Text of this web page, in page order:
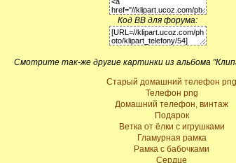
Код BB для форума:
Смотрите так-же другие картинки из альбома
Старый домашний телефон png
Телефон png
Домашний телефон, винтаж
Подарок
Ветка от ёлки с игрушками
Гламурная рамка
Рамка с бабочками
Сердце